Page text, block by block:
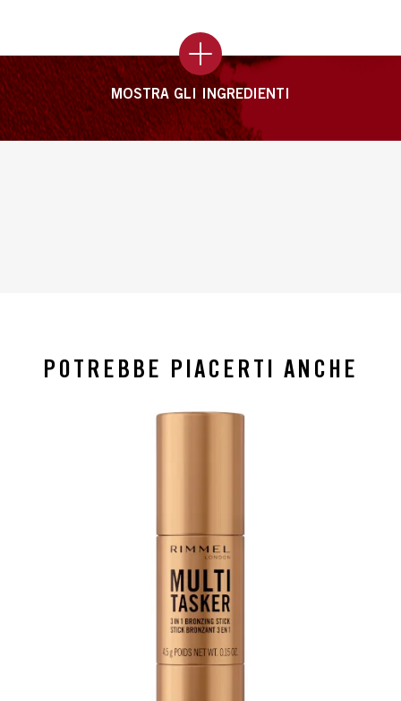
MOSTRA GLI INGREDIENTI
POTREBBE PIACERTI ANCHE